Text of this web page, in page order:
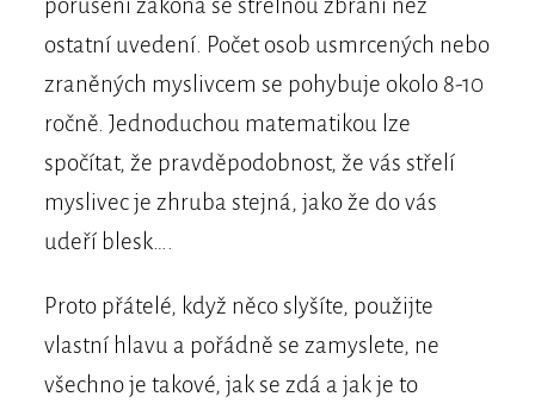
ostatní uvedení. Počet osob usmrcených nebo
zraněných myslivcem se pohybuje okolo 8-10
ročně. Jednoduchou matematikou lze
spočítat, že pravděpodobnost, že vás střelí
myslivec je zhruba stejná, jako že do vás
udeří blesk….
Proto přátelé, když něco slyšíte, použijte
vlastní hlavu a pořádně se zamyslete, ne
všechno je takové, jak se zdá a jak je to